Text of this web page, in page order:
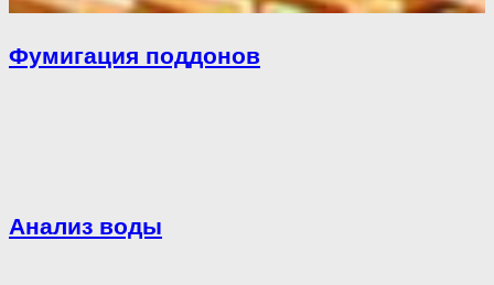
Фумигация поддонов
Анализ воды